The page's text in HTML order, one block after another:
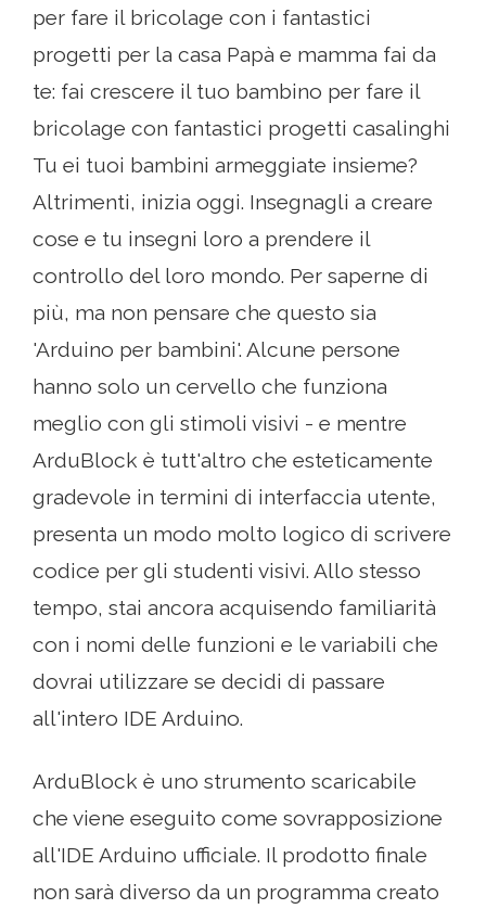
per fare il bricolage con i fantastici
progetti per la casa Papà e mamma fai da
te: fai crescere il tuo bambino per fare il
bricolage con fantastici progetti casalinghi
Tu ei tuoi bambini armeggiate insieme?
Altrimenti, inizia oggi. Insegnagli a creare
cose e tu insegni loro a prendere il
controllo del loro mondo. Per saperne di
più, ma non pensare che questo sia
'Arduino per bambini'. Alcune persone
hanno solo un cervello che funziona
meglio con gli stimoli visivi - e mentre
ArduBlock è tutt'altro che esteticamente
gradevole in termini di interfaccia utente,
presenta un modo molto logico di scrivere
codice per gli studenti visivi. Allo stesso
tempo, stai ancora acquisendo familiarità
con i nomi delle funzioni e le variabili che
dovrai utilizzare se decidi di passare
all'intero IDE Arduino.
ArduBlock è uno strumento scaricabile
che viene eseguito come sovrapposizione
all'IDE Arduino ufficiale. Il prodotto finale
non sarà diverso da un programma creato